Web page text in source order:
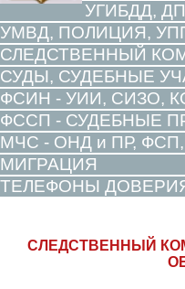
УГИБДД,
УМВД, ПОЛИЦИЯ,
СЛЕДСТВЕННЫЙ
СУДЫ, СУДЕБНЫЕ
ФСИН - УИИ, СИЗО,
ФССП - СУДЕБНЫЕ
МЧС - ОНД и ПР,
МИГРАЦИЯ
ТЕЛЕФОНЫ
СЛЕДСТВЕННЫЙ